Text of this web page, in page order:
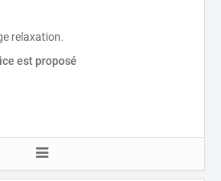
relaxation.
est proposé